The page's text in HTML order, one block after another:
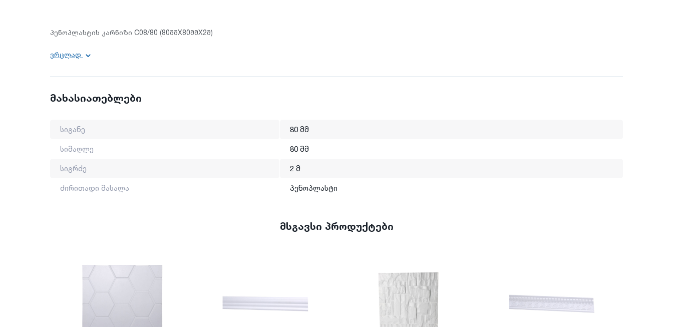
პენოპლასტის კარნიზი C08/80 (80მმX80მმX2მ)
სიგრძე: 2 მ
სიმაღლე: 80 მმ
ვრცლად
მახასიათებლები
სიგანე 80 მმ
სიმაღლე 80 მმ
სიგრძე 2 მ
ძირითადი მასალა პენოპლასტი
მსგავსი პროდუქტები